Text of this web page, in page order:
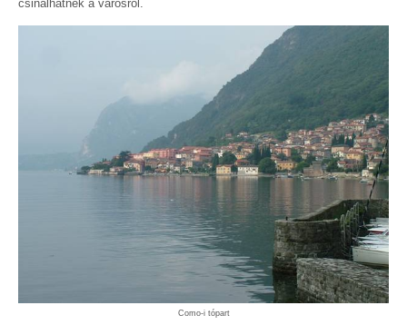
csinálhatnék a városról.
Como-i tópart